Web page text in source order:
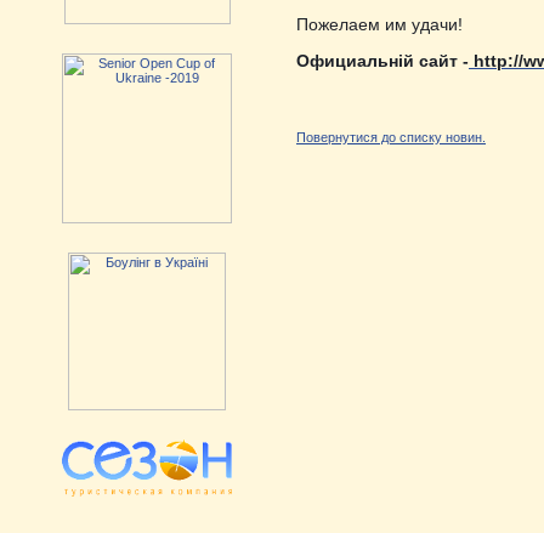
Пожелаем им удачи!
Официальній сайт - http://
Повернутися до списку новин.